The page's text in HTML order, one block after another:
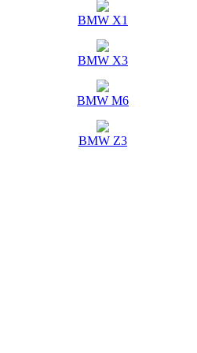
BMW X1
BMW X3
BMW M6
BMW Z3